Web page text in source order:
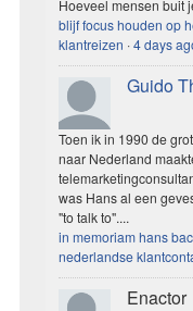
Hoeveel mensen buit
blijf focus houden op
klantreizen ·4 days
Guido
Toen ik in 1990 de
naar Nederland
was Hans al een
"to talk to"....
in memoriam hans
nederlandse
Enactor